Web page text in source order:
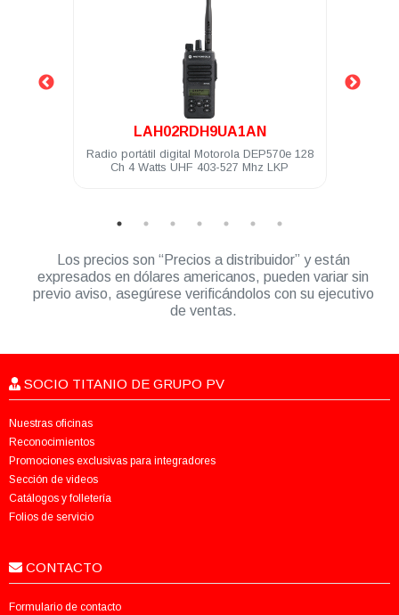
.
LAH02RDH9UA1AN
Radio portátil digital Motorola DEP570e 128
Ch 4 Watts UHF 403-527 Mhz LKP
Los precios son “Precios a distribuidor” y están
expresados en dólares americanos, pueden variar sin
previo aviso, asegúrese verificándolos con su ejecutivo
de ventas.
SOCIO TITANIO DE GRUPO PV
Nuestras oficinas
Reconocimientos
Promociones exclusivas para integradores
Sección de videos
Catálogos y folletería
Folios de servicio
CONTACTO
Formulario de contacto